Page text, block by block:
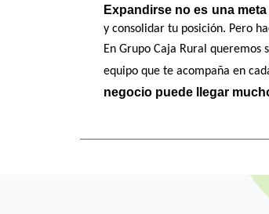
Expandirse no es una
y consolidar tu posición. Pero
En Grupo Caja Rural
equipo que te acompaña en
negocio puede llegar